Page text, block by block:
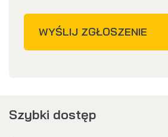
WYŚLIJ ZGŁOSZENIE
Szybki dostęp